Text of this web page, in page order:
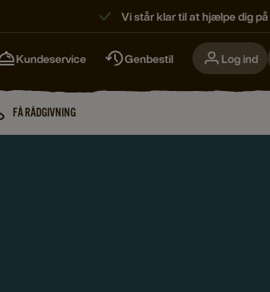
Vi står klar til at hjælpe dig
Kundeservice Genbestil Log ind
FÅ RÅDGIVNING